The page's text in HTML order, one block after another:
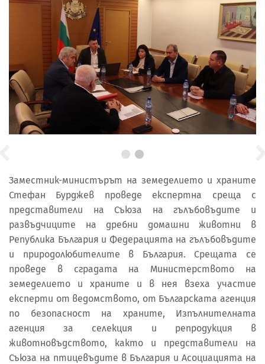
Заместник-министърът на земеделието и храните
Стефан Бурджев проведе експертна среща с
представители на Съюза на гълъбовъдите и
развъдчиците на дребни домашни животни в
Република България и Федерацията на гълъбовъдите
и природолюбителите в България. Срещата се
проведе в сградата на Министерството на
земеделието и храните и в нея взеха участие
експерти от ведомството, от Българската агенция
по безопасност на храните, Изпълнителната
агенция за селекция и репродукция в
животновъдството, както и представители на
Съюза на птицевъдите в България и Асоциацията на